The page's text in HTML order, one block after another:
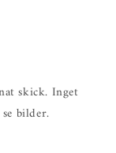
skick. Inget
bilder.